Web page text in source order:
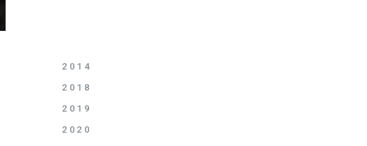
2014
2018
2019
2020